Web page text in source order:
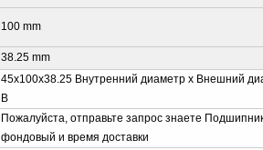
100 mm
38.25 mm
45x100x38.25 Внутренний диаметр x Внешний
B
Пожалуйста, отправьте запрос знаете
фондовый и время доставки